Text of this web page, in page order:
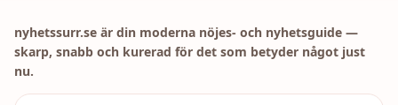
nyhetssurr.se är din moderna nöjes- och nyhetsguide —
skarp, snabb och kurerad för det som betyder något just
nu.